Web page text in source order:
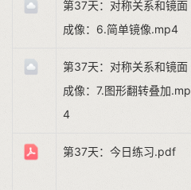
第37天：对称关系和镜面
成像：6.简单镜像.mp4
第37天：对称关系和镜面
成像：7.图形翻转叠加.mp
4
第37天：今日练习.pdf